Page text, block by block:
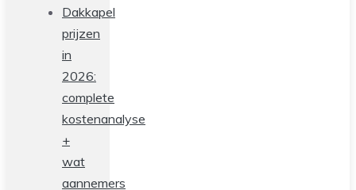
Dakkapel
prijzen
in
2026:
complete
kostenanalyse
+
wat
aannemers